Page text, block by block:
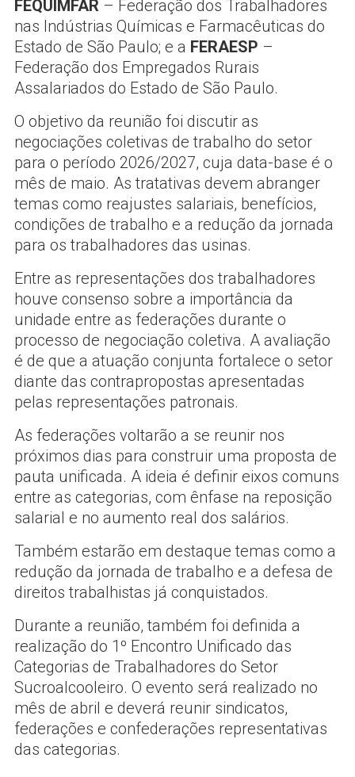
FEQUIMFAR – Federação dos Trabalhadores
nas Indústrias Químicas e Farmacêuticas do
Estado de São Paulo; e a FERAESP –
Federação dos Empregados Rurais
Assalariados do Estado de São Paulo.
O objetivo da reunião foi discutir as
negociações coletivas de trabalho do setor
para o período 2026/2027, cuja data-base é o
mês de maio. As tratativas devem abranger
temas como reajustes salariais, benefícios,
condições de trabalho e a redução da jornada
para os trabalhadores das usinas.
Entre as representações dos trabalhadores
houve consenso sobre a importância da
unidade entre as federações durante o
processo de negociação coletiva. A avaliação
é de que a atuação conjunta fortalece o setor
diante das contrapropostas apresentadas
pelas representações patronais.
As federações voltarão a se reunir nos
próximos dias para construir uma proposta de
pauta unificada. A ideia é definir eixos comuns
entre as categorias, com ênfase na reposição
salarial e no aumento real dos salários.
Também estarão em destaque temas como a
redução da jornada de trabalho e a defesa de
direitos trabalhistas já conquistados.
Durante a reunião, também foi definida a
realização do 1º Encontro Unificado das
Categorias de Trabalhadores do Setor
Sucroalcooleiro. O evento será realizado no
mês de abril e deverá reunir sindicatos,
federações e confederações representativas
das categorias.